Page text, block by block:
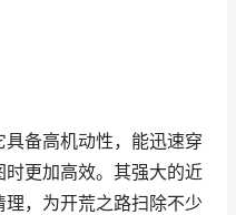
备高机动性，能迅速穿
更加高效。其强大的近
，为开荒之路扫除不少